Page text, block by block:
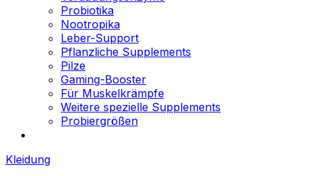
Probiotika
Nootropika
Leber-Support
Pflanzliche Supplements
Pilze
Gaming-Booster
Für Muskelkrämpfe
Weitere spezielle Supplements
Probiergrößen
Kleidung